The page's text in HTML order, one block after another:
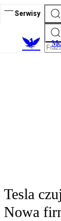
Serwisy
M
Tesla
Nowa